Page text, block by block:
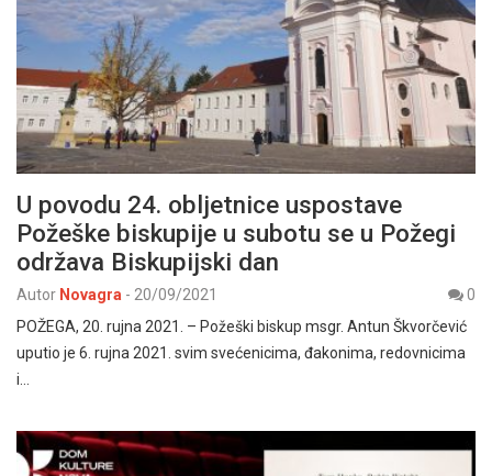
U povodu 24. obljetnice uspostave
Požeške biskupije u subotu se u Požegi
održava Biskupijski dan
Autor Novagra - 20/09/2021
0
POŽEGA, 20. rujna 2021. – Požeški biskup msgr. Antun Škvorčević
uputio je 6. rujna 2021. svim svećenicima, đakonima, redovnicima
i…